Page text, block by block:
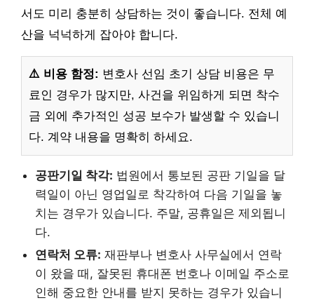
서도 미리 충분히 상담하는 것이 좋습니다. 전체 예
산을 넉넉하게 잡아야 합니다.
⚠️ 비용 함정: 변호사 선임 초기 상담 비용은 무
료인 경우가 많지만, 사건을 위임하게 되면 착수
금 외에 추가적인 성공 보수가 발생할 수 있습니
다. 계약 내용을 명확히 하세요.
공판기일 착각: 법원에서 통보된 공판 기일을 달
력일이 아닌 영업일로 착각하여 다음 기일을 놓
치는 경우가 있습니다. 주말, 공휴일은 제외됩니
다.
연락처 오류: 재판부나 변호사 사무실에서 연락
이 왔을 때, 잘못된 휴대폰 번호나 이메일 주소로
인해 중요한 안내를 받지 못하는 경우가 있습니